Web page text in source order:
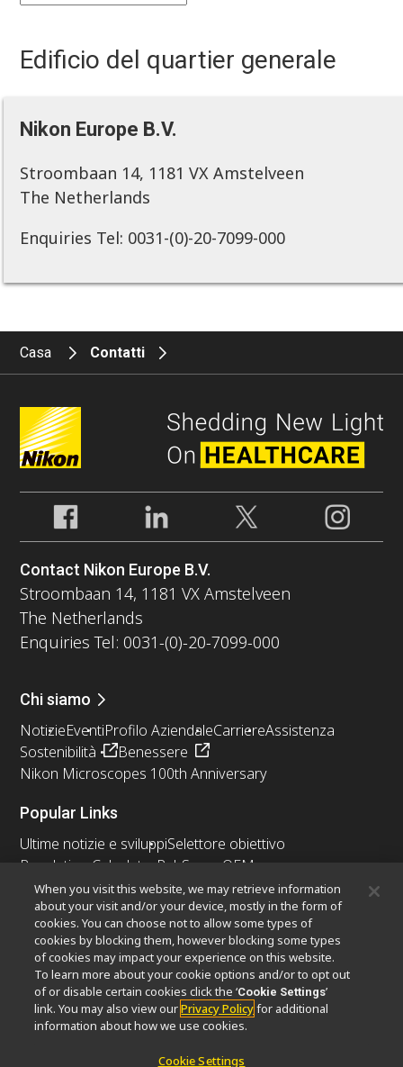
Edificio del quartier generale
Nikon Europe B.V.
Stroombaan 14, 1181 VX Amstelveen
The Netherlands
Enquiries Tel: 0031-(0)-20-7099-000
Casa Contatti
Contact Nikon Europe B.V.
Stroombaan 14, 1181 VX Amstelveen
The Netherlands
Enquiries Tel: 0031-(0)-20-7099-000
Chi siamo
NotizieEventiProfilo AziendaleCarriereAssistenza
Sostenibilità
Benessere
Nikon Microscopes 100th Anniversary
Popular Links
Ultime notizie e sviluppiSelettore obiettivo
Resolution Calculator PubScope OEM
Nikon Small World
MicroscopyU
Altri prodotti Nikon
Prodotti di imaging
Microscopia industriale e metrologia
Sistemi di litografia a semiconduttore
Sistemi di litografia a FPD
When you visit this website, we may retrieve information
about your visit and/or your device, mostly in the form of
cookies. You can choose not to allow some types of
cookies by blocking them, however blocking some types
of cookies may impact your experience on this website.
To learn more about your cookie options and/or to opt out
of or disable certain cookies click the ‘Cookie Settings’
link. You may also view ourPrivacy Policyfor additional
information about how we use cookies.
Cookie Settings